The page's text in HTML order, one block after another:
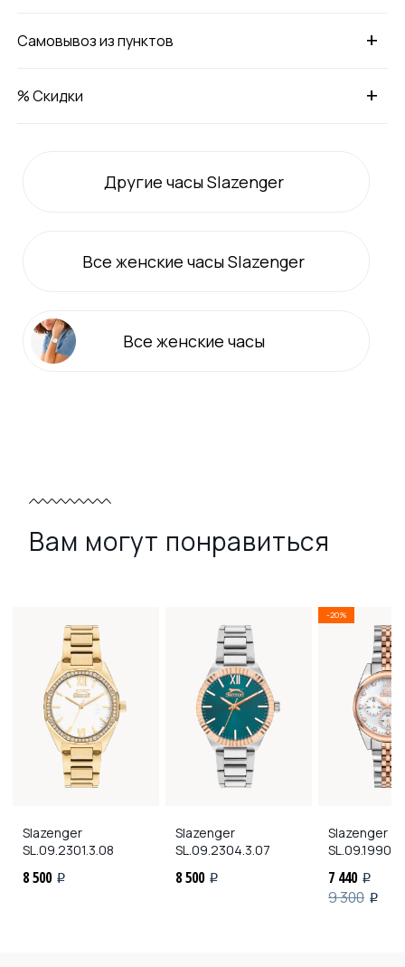
+
Самовывоз из пунктов
+
% Скидки
Другие часы Slazenger
Всеженские часы Slazenger
Все женские часы
Вам могут понравиться
Slazenger
SL.09.2301.3.08
8 500 i
Slazenger
SL.09.2304.3.07
8 500 i
-20%
Slazenger
7 440 i
9 300 i